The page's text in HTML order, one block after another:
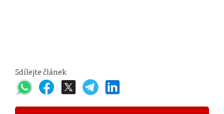
Sdílejte článek